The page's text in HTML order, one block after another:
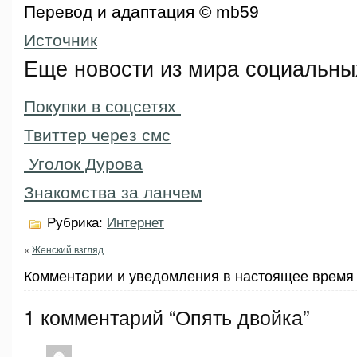
Перевод и адаптация © mb59
Источник
Еще новости из мира
Покупки в соцсетях
Твиттер через смс
Уголок Дурова
Знакомства за ланчем
Рубрика: Интернет
« Женский взгляд
Комментарии и уведомления в настоящее
1 комментарий “Опять двойка”